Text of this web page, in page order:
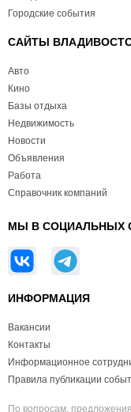
Городские события
САЙТЫ
Авто
Кино
Базы отдыха
Недвижимость
Новости
Объявления
Работа
Справочник компаний
МЫ В СОЦИАЛЬНЫХ
ИНФОРМАЦИЯ
Вакансии
Контакты
Информационное
Правила публикации
По вопросам,